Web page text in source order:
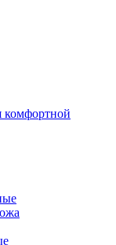
комфортной